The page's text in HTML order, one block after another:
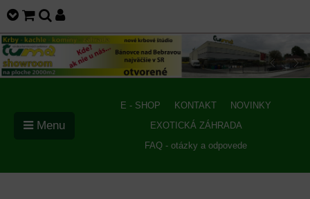
E - SHOP KONTAKT
NOVINKY
EXOTICKÁ ZÁHRADA
FAQ - otázky a odpovede
Menu